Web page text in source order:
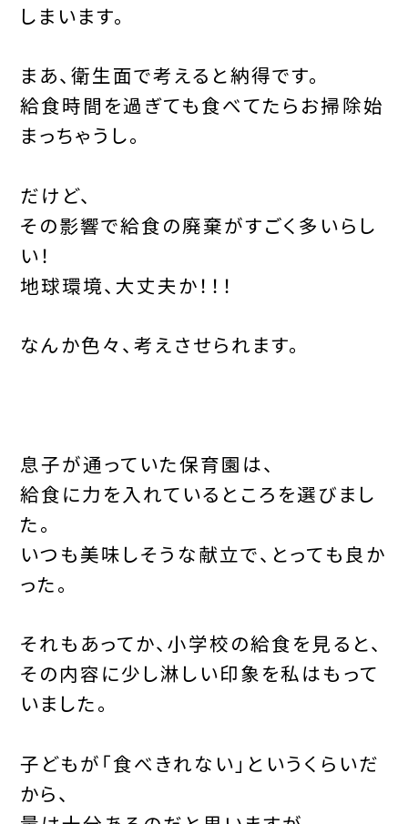
しまいます。
まあ、衛生面で考えると納得です。
給食時間を過ぎても食べてたらお掃除始
まっちゃうし。
だけど、
その影響で給食の廃棄がすごく多いらし
い！
地球環境、大丈夫か！！！
なんか色々、考えさせられます。
息子が通っていた保育園は、
給食に力を入れているところを選びまし
た。
いつも美味しそうな献立で、とっても良か
った。
それもあってか、小学校の給食を見ると、
その内容に少し淋しい印象を私はもって
いました。
子どもが「食べきれない」というくらいだ
から、